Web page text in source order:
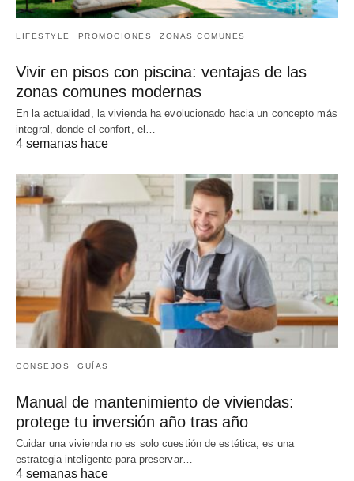
LIFESTYLE PROMOCIONES ZONAS COMUNES
Vivir en pisos con piscina: ventajas de las
zonas comunes modernas
En la actualidad, la vivienda ha evolucionado hacia un concepto más
integral, donde el confort, el…
4 semanas hace
CONSEJOS GUÍAS
Manual de mantenimiento de viviendas:
protege tu inversión año tras año
Cuidar una vivienda no es solo cuestión de estética; es una
estrategia inteligente para preservar…
4 semanas hace